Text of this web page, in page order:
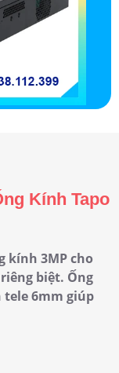
Kính Tapo
kính 3MP cho
biệt. Ống
tele 6mm giúp